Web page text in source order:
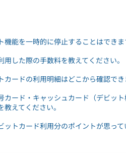
機能を一時的に停止することはできま
用した際の手数料を教えてください。
カードの利用明細はどこから確認でき
カード・キャッシュカード（デビッ
えてください。
ットカード利用分のポイントが思っ